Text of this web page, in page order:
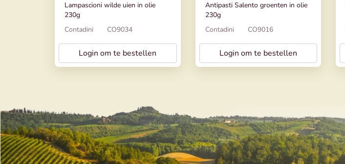
Lampascioni wilde uien in olie
230g
Contadini
CO9034
Login om te bestellen
Antipasti Salento groenten in olie
230g
Contadini
CO9016
Login om te bestellen